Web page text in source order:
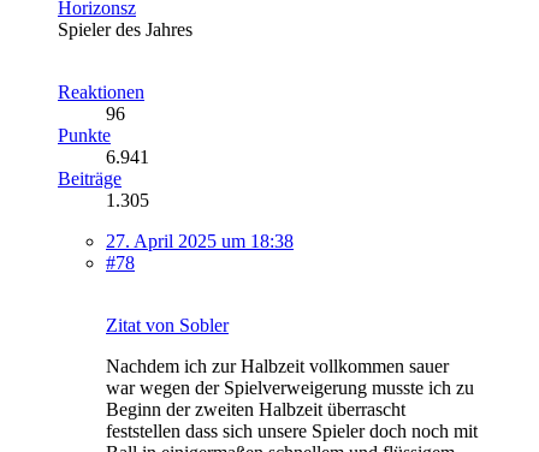
Horizonsz
Spieler des Jahres
Reaktionen
96
Punkte
6.941
Beiträge
1.305
27. April 2025 um 18:38
#78
Zitat von Sobler
Nachdem ich zur Halbzeit vollkommen sauer
war wegen der Spielverweigerung musste ich zu
Beginn der zweiten Halbzeit überrascht
feststellen dass sich unsere Spieler doch noch mit